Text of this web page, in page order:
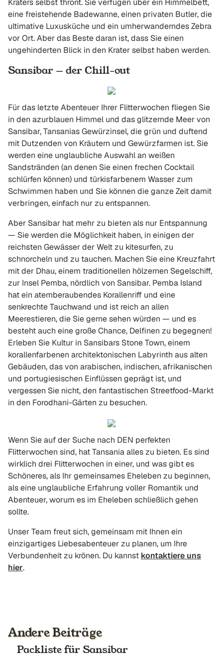
Kraters selbst thront. Sie verfügen über ein Himmelbett,
eine freistehende Badewanne, einen privaten Butler, die
ultimative Luxusküche und ein umherwanderndes Zebra
vor Ort. Aber das Beste daran ist, dass Sie einen
ungehinderten Blick in den Krater selbst haben werden.
Sansibar — der Chill-out
Für das letzte Abenteuer Ihrer Flitterwochen fliegen Sie
in den azurblauen Himmel und das glitzernde Meer von
Sansibar, Tansanias Gewürzinsel, die grün und duftend
mit Dutzenden von Kräutern und Gewürzfarmen ist. Sie
werden eine unglaubliche Auswahl an weißen
Sandstränden (an denen Sie einen frechen Cocktail
schlürfen können) und türkisfarbenem Wasser zum
Schwimmen haben und Sie können die ganze Zeit damit
verbringen, einfach nur zu entspannen.
Aber Sansibar hat mehr zu bieten als nur Entspannung
— Sie werden die Möglichkeit haben, in einigen der
reichsten Gewässer der Welt zu kitesurfen, zu
schnorcheln und zu tauchen. Machen Sie eine Kreuzfahrt
mit der Dhau, einem traditionellen hölzernen Segelschiff,
zur Insel Pemba, nördlich von Sansibar. Pemba Island
hat ein atemberaubendes Korallenriff und eine
senkrechte Tauchwand und ist reich an allen
Meerestieren, die Sie gerne sehen würden — und es
besteht auch eine große Chance, Delfinen zu begegnen!
Erleben Sie Kultur in Sansibars Stone Town, einem
korallenfarbenen architektonischen Labyrinth aus alten
Gebäuden, das von arabischen, indischen, afrikanischen
und portugiesischen Einflüssen geprägt ist, und
vergessen Sie nicht, den fantastischen Streetfood-Markt
in den Forodhani-Gärten zu besuchen.
Wenn Sie auf der Suche nach DEN perfekten
Flitterwochen sind, hat Tansania alles zu bieten. Es sind
wirklich drei Flitterwochen in einer, und was gibt es
Schöneres, als Ihr gemeinsames Eheleben zu beginnen,
als eine unglaubliche Erfahrung voller Romantik und
Abenteuer, worum es im Eheleben schließlich gehen
sollte.
Unser Team freut sich, gemeinsam mit Ihnen ein
einzigartiges Liebesabenteuer zu planen, um Ihre
Verbundenheit zu krönen. Du kannst kontaktiere uns
hier.
Andere Beiträge
Packliste für Sansibar